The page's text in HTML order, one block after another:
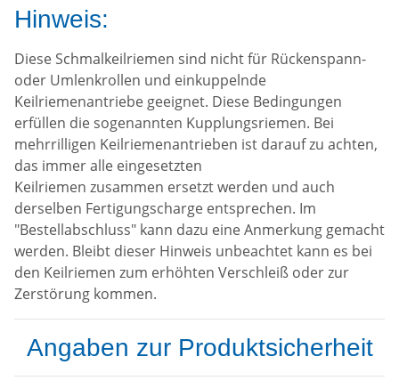
Hinweis:
Diese Schmalkeilriemen sind nicht für Rückenspann-
oder Umlenkrollen und einkuppelnde
Keilriemenantriebe geeignet. Diese Bedingungen
erfüllen die sogenannten Kupplungsriemen. Bei
mehrrilligen Keilriemenantrieben ist darauf zu achten,
das immer alle eingesetzten
Keilriemen zusammen ersetzt werden und auch
derselben Fertigungscharge entsprechen. Im
"Bestellabschluss" kann dazu eine Anmerkung gemacht
werden. Bleibt dieser Hinweis unbeachtet kann es bei
den Keilriemen zum erhöhten Verschleiß oder zur
Zerstörung kommen.
Angaben zur Produktsicherheit